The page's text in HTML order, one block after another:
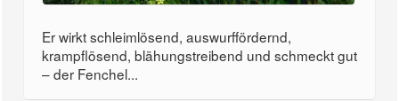
Er wirkt schleimlösend, auswurffördernd,
krampflösend, blähungstreibend und schmeckt gut
– der Fenchel...